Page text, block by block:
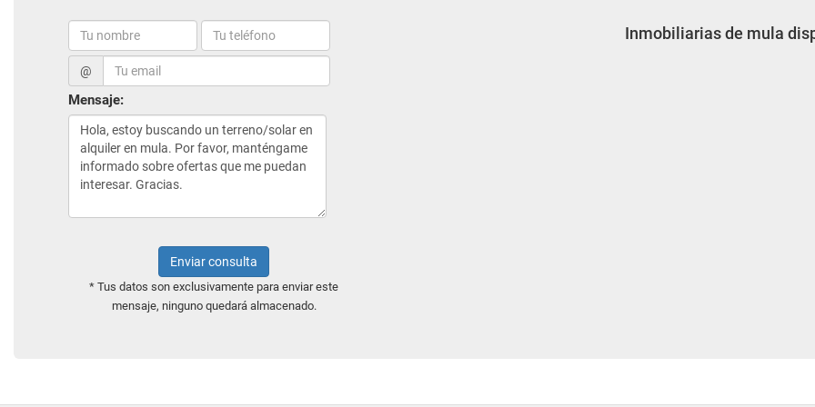
@
Mensaje:
Enviar consulta
* Tus datos son exclusivamente para enviar este
mensaje, ninguno quedará almacenado.
Inmobiliarias de mula